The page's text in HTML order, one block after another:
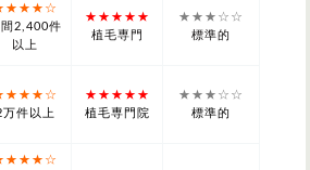
2,400件
以上
★★★★★
植毛専門
★★★☆☆
標準的
万件以上
★★★★★
植毛専門院
★★★☆☆
標準的